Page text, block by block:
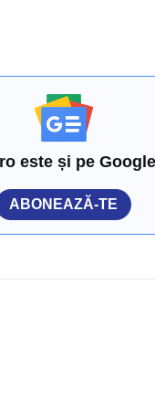
este și pe
ABONEAZĂ-TE